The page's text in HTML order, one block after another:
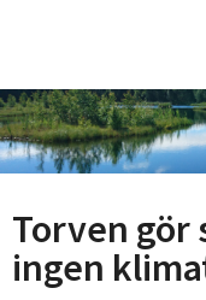
Torven gör
ingen